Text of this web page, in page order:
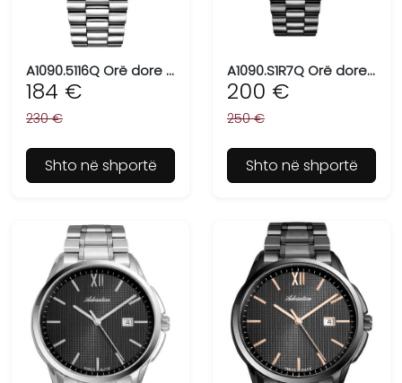
A1090.5116Q Orë dore për meshkuj ADRIATICA, Swiss Made
184 €
230 €
Shto në shportë
A1090.S1R7Q Orë dore për meshkuj ADRIATICA, Swiss Made
200 €
250 €
Shto në shportë